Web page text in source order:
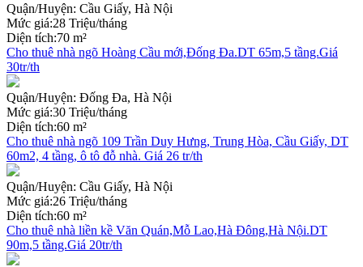
Quận/Huyện: Cầu Giấy, Hà Nội
Mức giá:28 Triệu/tháng
Diện tích:70 m²
Cho thuê nhà ngõ Hoàng Cầu mới,Đống Đa.DT 65m,5 tầng.Giá
30tr/th
Quận/Huyện: Đống Đa, Hà Nội
Mức giá:30 Triệu/tháng
Diện tích:60 m²
Cho thuê nhà ngõ 109 Trần Duy Hưng, Trung Hòa, Cầu Giấy, DT
60m2, 4 tầng, ô tô đỗ nhà. Giá 26 tr/th
Quận/Huyện: Cầu Giấy, Hà Nội
Mức giá:26 Triệu/tháng
Diện tích:60 m²
Cho thuê nhà liền kề Văn Quán,Mỗ Lao,Hà Đông,Hà Nội.DT
90m,5 tầng.Giá 20tr/th